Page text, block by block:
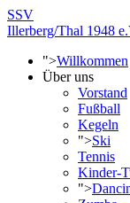
SSV
Illerberg/Thal 1948
">Willkommen
Über uns
Vorstand
Fußball
Kegeln
">Ski
Tennis
Kinder-
">